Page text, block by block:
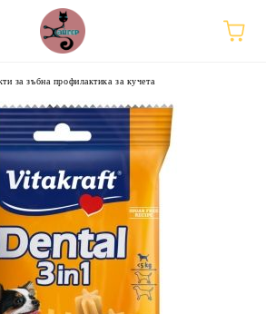
за зъбна профилактика за кучета